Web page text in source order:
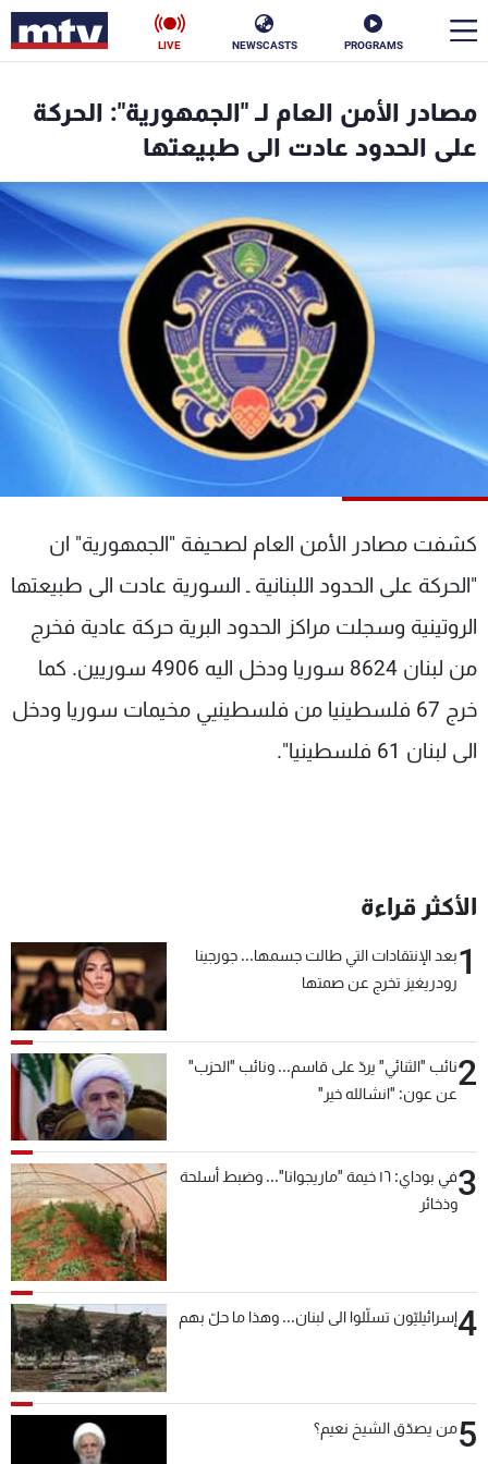
PROGRAMS
NEWSCASTS
LIVE
مصادر الأمن العام لـ "الجمهورية": الحركة
على الحدود عادت الى طبيعتها
كشفت مصادر الأمن العام لصحيفة "الجمهورية" ان
"الحركة على الحدود اللبنانية ـ السورية عادت الى طبيعتها
الروتينية وسجلت مراكز الحدود البرية حركة عادية فخرج
من لبنان 8624 سوريا ودخل اليه 4906 سوريين. كما
خرج 67 فلسطينيا من فلسطينيي مخيمات سوريا ودخل
الى لبنان 61 فلسطينيا".
الأكثر قراءة
1بعد الإنتقادات التي طالت جسمها... جورجينا
رودريغيز تخرج عن صمتها
2نائب "الثنائي" يردّ على قاسم... ونائب "الحزب"
عن عون: "انشالله خير"
3
في بوداي: ١٦ خيمة "ماريجوانا"... وضبط أسلحة
وذخائر
4إسرائيليّون تسلّلوا الى لبنان... وهذا ما حلّ بهم
5من يصدّق الشيخ نعيم؟
الأخبار
ناس
إقتصاد فن
منوعات رياضة
كأس العالم
البرامج
الترددات
الإنـتـاج
لاعلاناتكم
تواصل معنا
شروط الإسـتخدام
سياسة الخصوصية